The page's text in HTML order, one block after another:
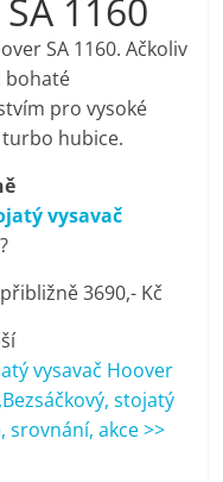
1160
SA 1160. Ačkoliv
bohaté
pro vysoké
turbo hubice.
vysavač
?
3690,- Kč
vysavač Hoover
stojatý
srovnání, akce >>